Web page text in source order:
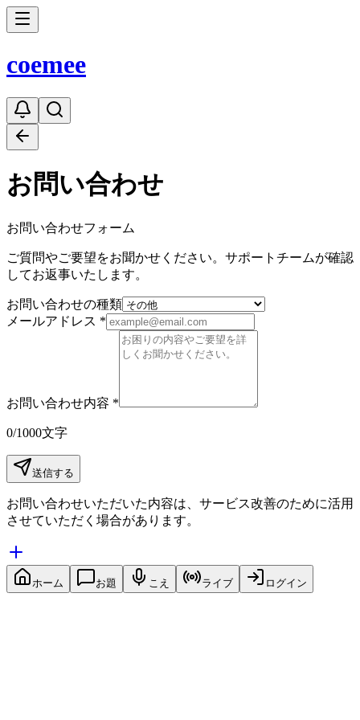
coemee
お問い合わせ
お問い合わせフォーム
ご質問やご要望をお聞かせください。サポートチームが確認
してお返事いたします。
お問い合わせの種類
メールアドレス *
お問い合わせ内容 *
0/1000文字
送信する
お問い合わせいただいた内容は、サービス改善のために活用
させていただく場合があります。
ホーム お題 こえ ライブ ログイン